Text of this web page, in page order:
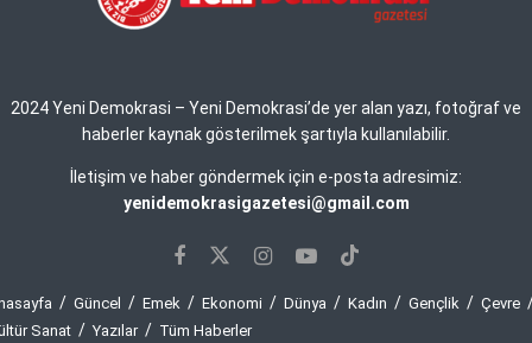
2024 Yeni Demokrasi – Yeni Demokrasi’de yer alan yazı, fotoğraf ve
haberler kaynak gösterilmek şartıyla kullanılabilir.
İletişim ve haber göndermek için e-posta adresimiz:
yenidemokrasigazetesi@gmail.com
Güncel Emek Ekonomi Dünya Kadın Gençlik
Çevre
Sanat
Yazılar Tüm Haberler